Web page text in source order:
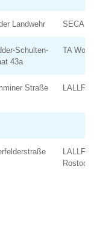
Landwehr
Schulten-
43a
TA
Straße
LALLF
LALLF
Rostock